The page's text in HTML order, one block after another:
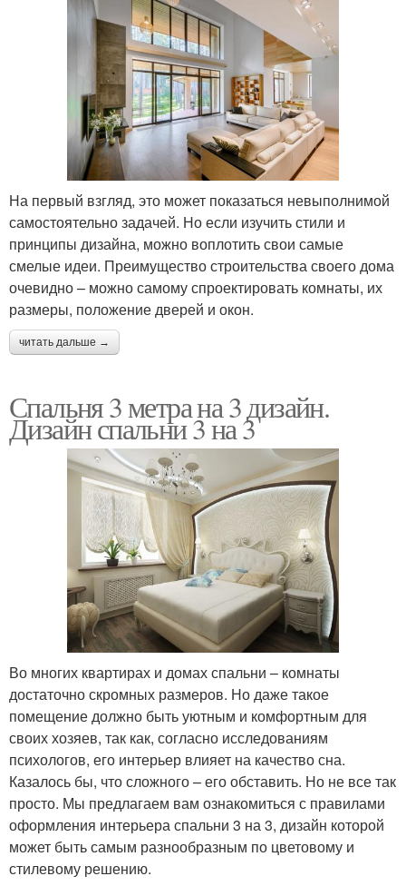
На первый взгляд, это может показаться невыполнимой
самостоятельно задачей. Но если изучить стили и
принципы дизайна, можно воплотить свои самые
смелые идеи. Преимущество строительства своего дома
очевидно – можно самому спроектировать комнаты, их
размеры, положение дверей и окон.
читать дальше →
Спальня 3 метра на 3 дизайн.
Дизайн спальни 3 на 3
Во многих квартирах и домах спальни – комнаты
достаточно скромных размеров. Но даже такое
помещение должно быть уютным и комфортным для
своих хозяев, так как, согласно исследованиям
психологов, его интерьер влияет на качество сна.
Казалось бы, что сложного – его обставить. Но не все так
просто. Мы предлагаем вам ознакомиться с правилами
оформления интерьера спальни 3 на 3, дизайн которой
может быть самым разнообразным по цветовому и
стилевому решению.